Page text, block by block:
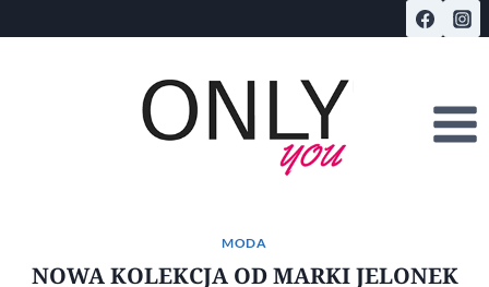
do
MODA
NOWA KOLEKCJA OD MARKI JELONEK